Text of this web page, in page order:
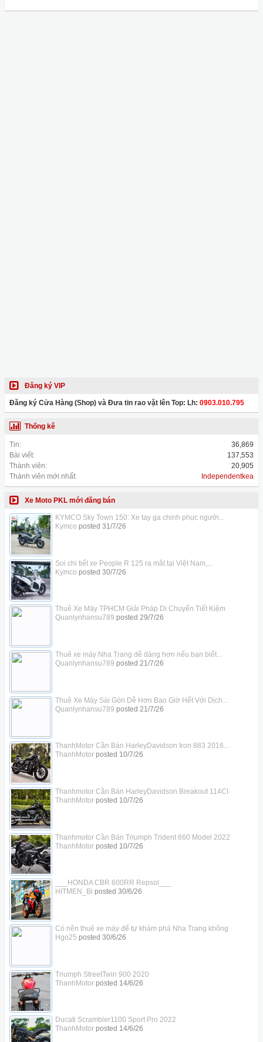
Đăng ký VIP
Đăng ký Cửa Hàng (Shop) và Đưa tin rao vặt lên Top: Lh: 0903.010.795
Thống kê
Tin:
36,869
Bài viết:
137,553
Thành viên:
20,905
Thành viên mới nhất:
Independentkea
Xe Moto PKL mới đăng bán
KYMCO Sky Town 150: Xe tay ga chinh phục người...
Kymco posted 31/7/26
Soi chi tiết xe People R 125 ra mắt tại Việt Nam,...
Kymco posted 30/7/26
Thuê Xe Máy TPHCM Giải Pháp Di Chuyển Tiết Kiệm
Quanlynhansu789 posted 29/7/26
Thuê xe máy Nha Trang dễ dàng hơn nếu bạn biết...
Quanlynhansu789 posted 21/7/26
Thuê Xe Máy Sài Gòn Dễ Hơn Bao Giờ Hết Với Dịch...
Quanlynhansu789 posted 21/7/26
ThanhMotor Cần Bán HarleyDavidson Iron 883 2016...
ThanhMotorposted 10/7/26
Thanhmotor Cần Bán HarleyDavidson Breakout 114CI
ThanhMotorposted 10/7/26
Thanhmotor Cần Bán Triumph Trident 660 Model 2022
ThanhMotorposted 10/7/26
___HONDA CBR 600RR Repsol___
HITMEN_Bi posted 30/6/26
Có nên thuê xe máy để tự khám phá Nha Trang không
Hgo25 posted 30/6/26
Triumph StreetTwin 900 2020
ThanhMotorposted 14/6/26
Ducati Scrambler1100 Sport Pro 2022
ThanhMotorposted 14/6/26